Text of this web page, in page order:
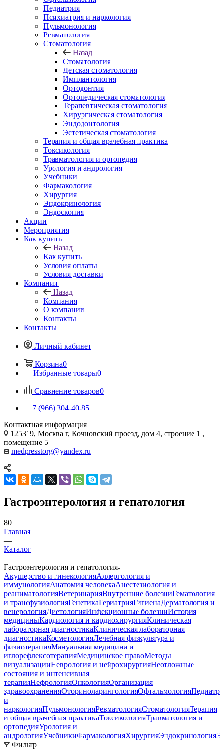
Педиатрия
Психиатрия и наркология
Пульмонология
Ревматология
Стоматология
Назад
Стоматология
Детская стоматология
Имплантология
Ортодонтия
Ортопедическая стоматология
Терапевтическая стоматология
Хирургическая стоматология
Эндодонтология
Эстетическая стоматология
Терапия и общая врачебная практика
Токсикология
Травматология и ортопедия
Урология и андрология
Учебники
Фармакология
Хирургия
Эндокринология
Эндоскопия
Акции
Мероприятия
Как купить
Назад
Как купить
Условия оплаты
Условия доставки
Компания
Назад
Компания
О компании
Контакты
Контакты
Личный кабинет
Корзина0
Избранные товары0
Сравнение товаров0
+7 (966) 304-40-85
Контактная информация
125319, Москва г, Кочновский проезд, дом 4, строение 1 ,
помещение 5
medpresstorg@yandex.ru
Гастроэнтерология и гепатология
80
Главная
—
Каталог
—
Гастроэнтерология и гепатология
Акушерство и гинекологияАллергология и
иммунологияАнатомия человекаАнестезиология и
реаниматологияВетеринарияВнутренние болезниГематология
и трансфузиологияГенетикаГериатрияГигиенаДерматология и
венерологияДиетологияИнфекционные болезниИстория
медициныКардиология и кардиохирургияКлиническая
лабораторная диагностикаКлиническая лабораторная
диагностикаКосметологияЛечебная физкультура и
физиотерапияМануальная медицина и
иглорефлексотерапияМедицинское правоМетоды
визуализацииНеврология и нейрохирургияНеотложные
состояния и интенсивная
терапияНефрологияОнкологияОрганизация
здравоохраненияОториноларингологияОфтальмология
и
наркологияПульмонологияРевматологияСтоматологияТерапия
и общая врачебная практикаТоксикологияТравматология и
ортопедияУрология и
андрологияУчебникиФармакологияХирургияЭндокринология
Фильтр